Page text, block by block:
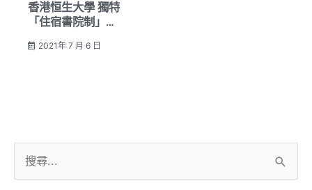
香港恒生大學 獨特
「住宿書院制」
素質2021年 7 月 6 日
尋